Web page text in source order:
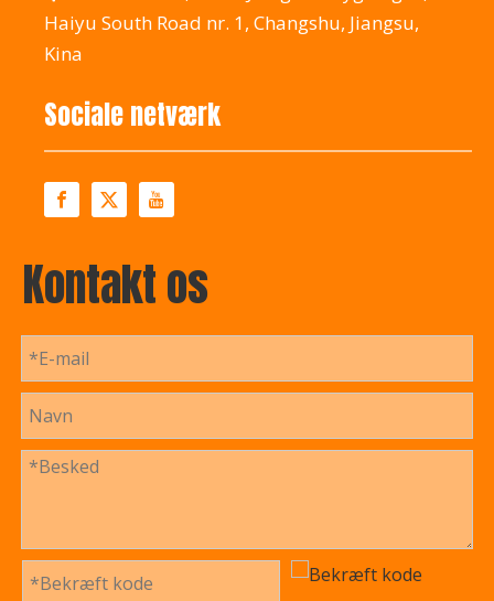
Haiyu South Road nr. 1, Changshu, Jiangsu,
Kina
Sociale netværk
Kontakt os